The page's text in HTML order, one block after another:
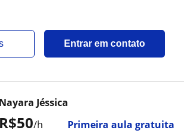
Entrar em contato
R$50/h Primeira aula gratuita
Nayara Jéssica